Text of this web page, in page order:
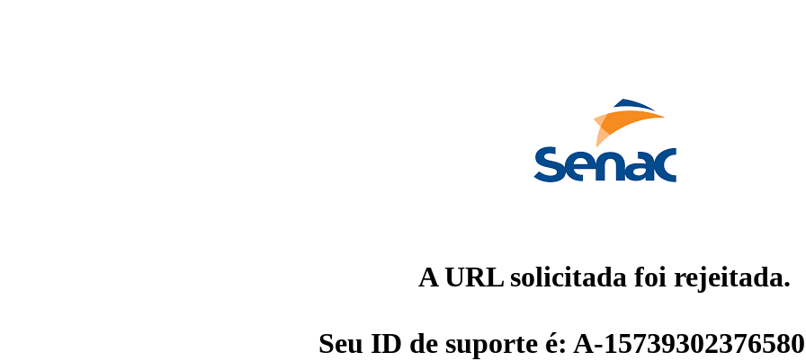
A URL solicitada foi rejeitada.
Seu ID de suporte é: A-